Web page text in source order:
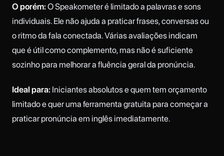
O porém: O Speakometer é limitado a palavras e sons
individuais. Ele não ajuda a praticar frases, conversas ou
o ritmo da fala conectada. Várias avaliações indicam
que é útil como complemento, mas não é suficiente
sozinho para melhorar a fluência geral da pronúncia.
Ideal para: Iniciantes absolutos e quem tem orçamento
limitado e quer uma ferramenta gratuita para começar a
praticar pronúncia em inglês imediatamente.